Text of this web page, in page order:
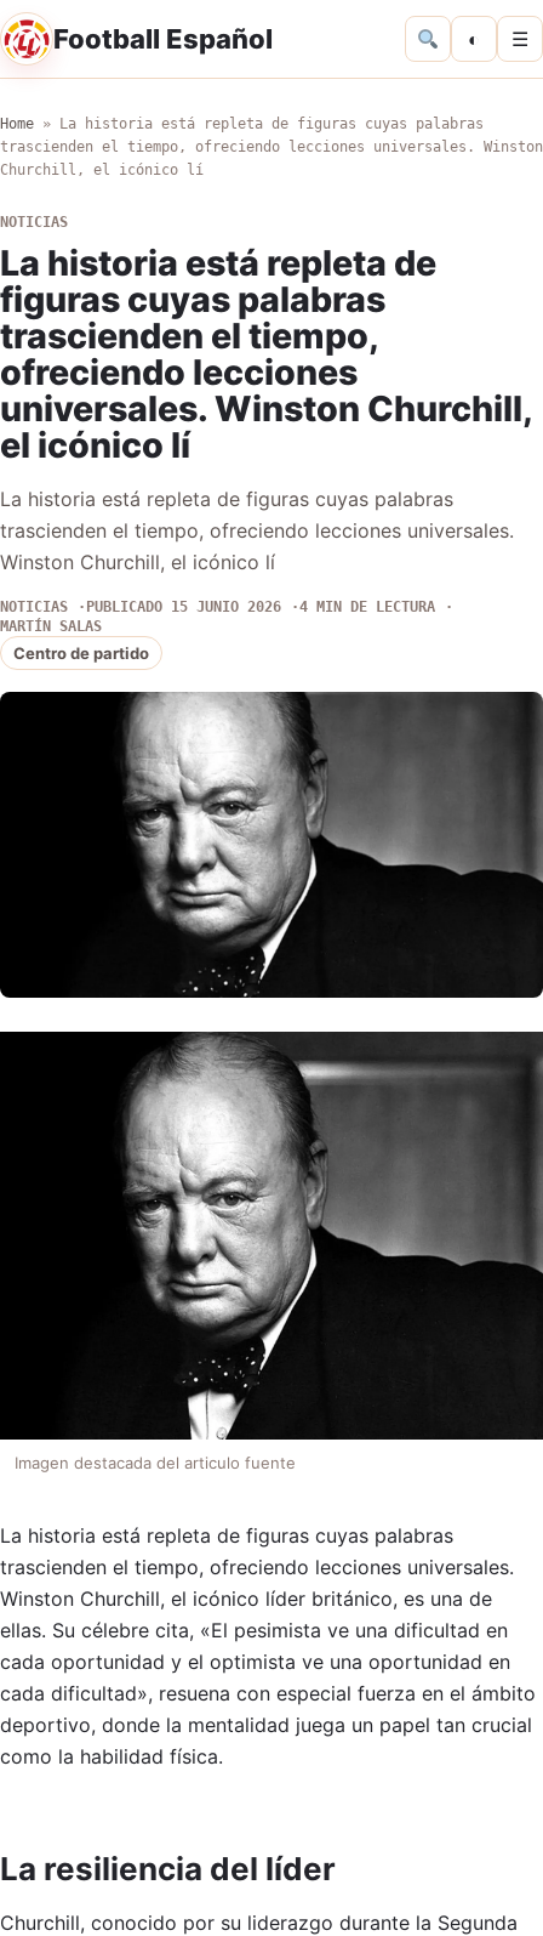
Football Español ◐ ☰
Home »
La historia está repleta de figuras cuyas palabras
trascienden el tiempo, ofreciendo lecciones universales. Winston
Churchill, el icónico lí
NOTICIAS
La historia está repleta de
figuras cuyas palabras
trascienden el tiempo,
ofreciendo lecciones
universales. Winston Churchill,
el icónico lí
La historia está repleta de figuras cuyas palabras
trascienden el tiempo, ofreciendo lecciones universales.
Winston Churchill, el icónico lí
NOTICIAS PUBLICADO 15 JUNIO 2026
4 MIN DE LECTURA
MARTÍN SALAS
Centro de partido
Imagen destacada del articulo fuente
La historia está repleta de figuras cuyas palabras
trascienden el tiempo, ofreciendo lecciones universales.
Winston Churchill, el icónico líder británico, es una de
ellas. Su célebre cita, «El pesimista ve una dificultad en
cada oportunidad y el optimista ve una oportunidad en
cada dificultad», resuena con especial fuerza en el ámbito
deportivo, donde la mentalidad juega un papel tan crucial
como la habilidad física.
La resiliencia del líder
Churchill, conocido por su liderazgo durante la Segunda